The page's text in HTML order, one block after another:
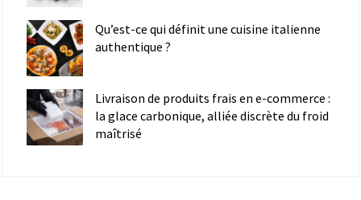
Qu’est-ce qui définit une cuisine italienne
authentique ?
Livraison de produits frais en e-commerce :
la glace carbonique, alliée discrète du froid
maîtrisé